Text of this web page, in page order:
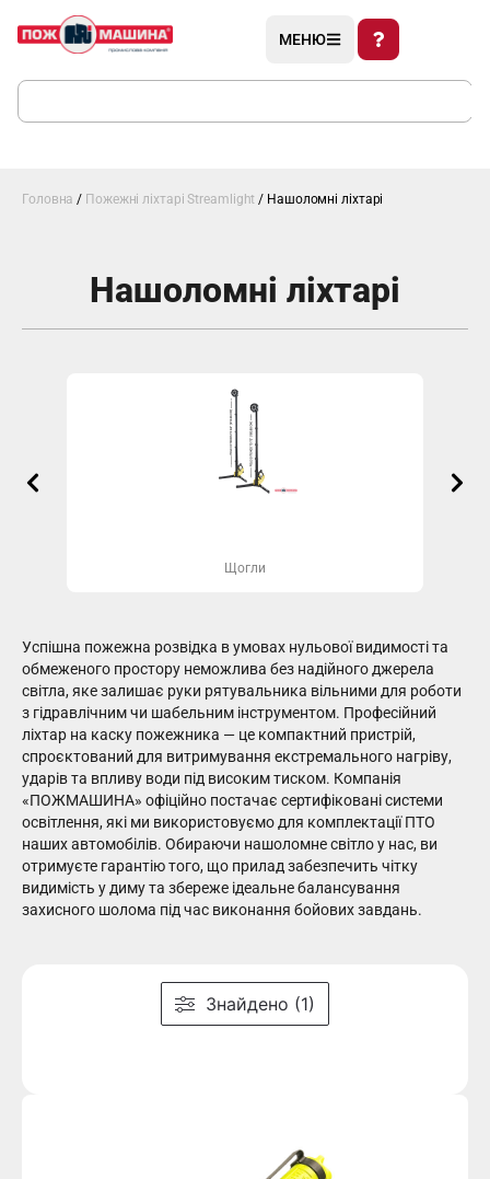
МЕНЮ
Головна / Пожежні ліхтарі Streamlight / Нашоломні ліхтарі
Нашоломні ліхтарі
Щогли
Успішна пожежна розвідка в умовах нульової видимості та
обмеженого простору неможлива без надійного джерела
світла, яке залишає руки рятувальника вільними для роботи
з гідравлічним чи шабельним інструментом. Професійний
ліхтар на каску пожежника — це компактний пристрій,
спроєктований для витримування екстремального нагріву,
ударів та впливу води під високим тиском. Компанія
«ПОЖМАШИНА» офіційно постачає сертифіковані системи
освітлення, які ми використовуємо для комплектації ПТО
наших автомобілів. Обираючи нашоломне світло у нас, ви
отримуєте гарантію того, що прилад забезпечить чітку
видимість у диму та збереже ідеальне балансування
захисного шолома під час виконання бойових завдань.
Знайдено (1)